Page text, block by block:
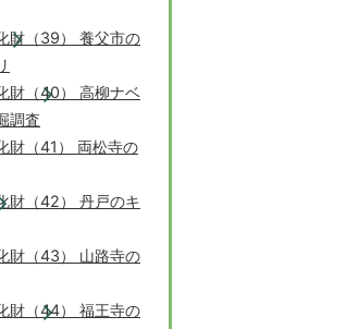
財（39） 養父市の
財（40） 高柳ナベ
調査
財（41） 両松寺の
財（42） 丹戸のキ
財（43） 山路寺の
財（44） 福王寺の